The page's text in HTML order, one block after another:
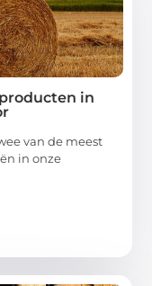
in
van de meest
in onze